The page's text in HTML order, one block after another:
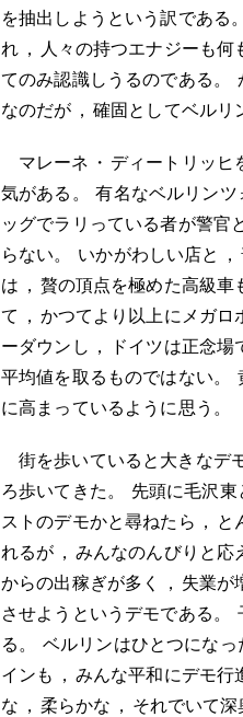
を抽出しようという訳である
れ ， 人々の持つエナジーも何
てのみ認識しうるのである 。
なのだが ， 確固としてベルリ
マレーネ ・ ディートリッヒ
気がある 。
有名なベルリン
ッグでラリっている者が警官
らない。 いかがわしい店と ，
は ， 贅の頂点を極めた高級車
て ， かつてより以上にメガロ
ーダウンし ，
ドイツは正念
平均値を取るものではない。
に高まっているように思う 。
街を歩いていると大きなデ
ろ歩いてきた 。
先頭に毛沢
ストのデモかと尋ねたら ， と
れるが ， みんなのんびりと応
からの出稼ぎが多く
， 失業が
させようというデモである 。
る 。
ベルリンはひとつになっ
インも ， みんな平和にデモ行
な ， 柔らかな ， それでいて